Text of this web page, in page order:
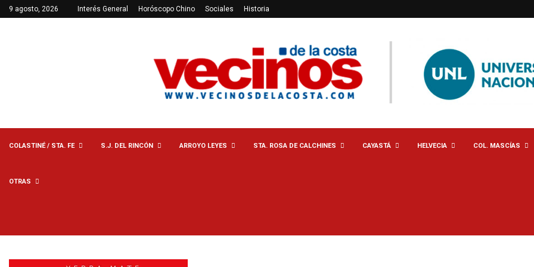
9 agosto, 2026 Interés General Horóscopo Chino Sociales Historia
COLASTINÉ / STA. FE S.J. DEL RINCÓN ARROYO LEYES STA. ROSA DE CALCHINES CAYASTÁ HELVECIA COL. MASCÍAS
OTRAS